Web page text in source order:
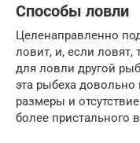
Способы ловли
Целенаправленно
ловит, и, если ловят,
для ловли другой
эта рыбеха
размеры и
более пристального